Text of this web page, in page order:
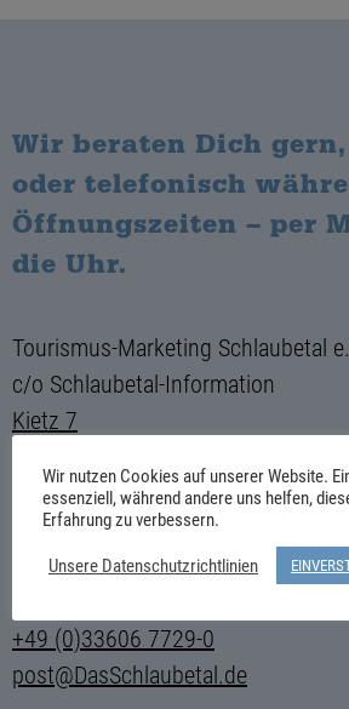
Wir beraten Dich
oder telefonisch
Öffnungszeiten – per
die Uhr.
Tourismus-Marketing Schlaubetal
c/o Schlaubetal-Information
Kietz 7
Montag–Freitag 10–16 Uhr
+49 (0)33606 7729-0
post@DasSchlaubetal.de
Wir nutzen Cookies auf unserer Website.
essenziell, während andere uns helfen,
Erfahrung zu verbessern.
Unsere Datenschutzrichtlinien